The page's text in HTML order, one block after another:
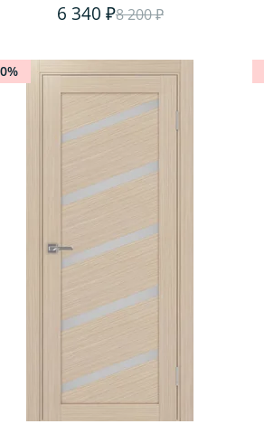
6 340 ₽8 200 ₽